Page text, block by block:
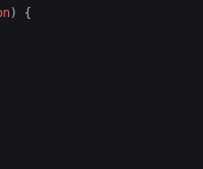
) {